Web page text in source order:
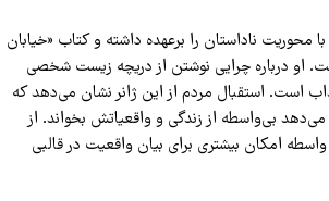
محوریت ناداستان را برعهده داشته و کتاب «خیابان
او درباره چرایی نوشتن از دریچه زیست شخصی
است. استقبال مردم از این ژانر نشان می‌دهد که
بی‌واسطه از زندگی و واقعیاتش بخواند. از
امکان بیشتری برای بیان واقعیت در قالبی